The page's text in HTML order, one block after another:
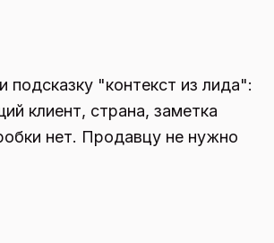
подсказку "контекст из лида":
клиент, страна, заметка
нет. Продавцу не нужно